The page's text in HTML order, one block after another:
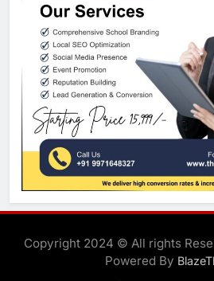
Copyright 2024 © All rights
Powered By